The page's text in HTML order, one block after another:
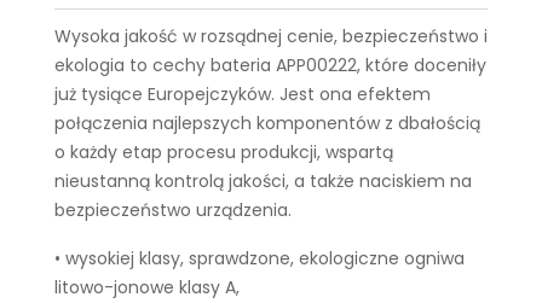
Wysoka jakość w rozsądnej cenie, bezpieczeństwo i
ekologia to cechy bateria APP00222, które doceniły
już tysiące Europejczyków. Jest ona efektem
połączenia najlepszych komponentów z dbałością
o każdy etap procesu produkcji, wspartą
nieustanną kontrolą jakości, a także naciskiem na
bezpieczeństwo urządzenia.
• wysokiej klasy, sprawdzone, ekologiczne ogniwa
litowo-jonowe klasy A,